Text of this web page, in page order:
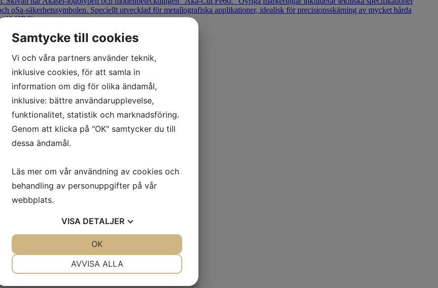
med en hårdhet i intervallet 500-1000 HV (60 HRC).
Samtycke till cookies
Vi och våra partners använder teknik,
inklusive cookies, för att samla in
information om dig för olika ändamål,
inklusive: bättre användarupplevelse,
funktionalitet, statistik och marknadsföring.
Genom att klicka på "OK" samtycker du till
dessa ändamål.
Läs mer om vår användning av cookies och
behandling av personuppgifter på vår
webbplats.
VISA DETALJER
AVVISA ALLA
OK